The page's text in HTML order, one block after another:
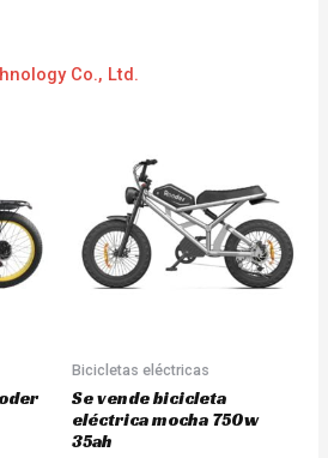
Co., Ltd.
Bicicletas eléctricas
Se vende bicicleta
eléctrica mocha 750w
35ah